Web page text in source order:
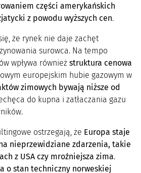
części amerykańskich
z powodu wyższych cen.
że rynek nie daje zachęt
surowca. Na tempo
wpływa również struktura cenowa
europejskim hubie gazowym w
zimowych bywają niższe od
do kupna i zatłaczania gazu
ostrzegają, że Europa staje
nieprzewidziane zdarzenia, takie
z USA czy mroźniejsza zima.
o stan techniczny norweskiej